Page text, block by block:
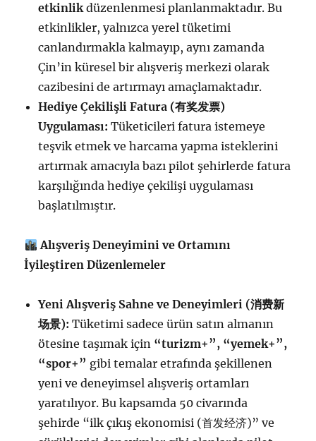
etkinlikdüzenlenmesi planlanmaktadır. Bu
etkinlikler, yalnızca yerel tüketimi
canlandırmakla kalmayıp, aynı zamanda
Çin’in küresel bir alışveriş merkezi olarak
cazibesini de artırmayı amaçlamaktadır.
Hediye Çekilişli Fatura (有奖发票)
Uygulaması: Tüketicileri fatura istemeye
teşvik etmek ve harcama yapma isteklerini
artırmak amacıyla bazı pilot şehirlerde fatura
karşılığında hediye çekilişi uygulaması
başlatılmıştır.
Alışveriş Deneyimini ve Ortamını
İyileştiren Düzenlemeler
Yeni Alışveriş Sahne ve Deneyimleri (消费新
场景): Tüketimi sadece ürün satın almanın
ötesine taşımak için “turizm+”, “yemek+”,
“spor+” gibi temalar etrafında şekillenen
yeni ve deneyimsel alışveriş ortamları
yaratılıyor. Bu kapsamda 50 civarında
şehirde “ilk çıkış ekonomisi (首发经济)” ve